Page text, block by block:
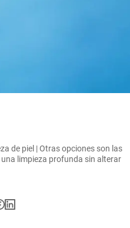
de piel | Otras opciones son las
limpieza profunda sin alterar